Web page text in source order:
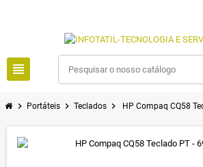
view_headline
chevron_right Portáteis chevron_right Teclados chevron_right HP Compaq CQ58